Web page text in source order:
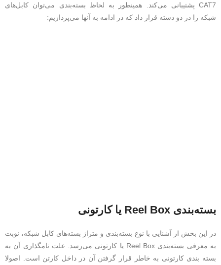
CAT7 پشتیبانی می‌کند. همینطور به لحاظ بسته‌بندی می‌توان کابل‌های
شبکه را در دو دسته قرار داد که در ادامه به آنها می‌پردازیم:
بسته‌بندی Reel Box یا کارتونی
در این بخش از آشنایی با نوع بسته‌بندی و متراژ بسته‌های کابل شبکه، نوبت
به معرفی بسته‌بندی Reel Box یا کارتونی می‌رسد. علت نامگذاری آن به
بسته بندی کارتونی به خاطر قرار گرفتن آن در داخل کارتن است. اصولا